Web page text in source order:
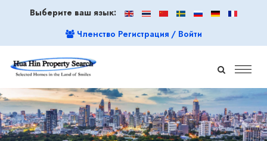
Выберите ваш язык:
Членство Регистрация / Войти